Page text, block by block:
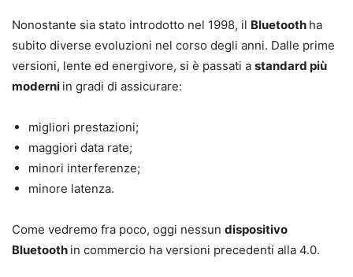
Nonostante sia stato introdotto nel 1998, il Bluetooth ha
subito diverse evoluzioni nel corso degli anni. Dalle prime
versioni, lente ed energivore, si è passati a standard più
moderni in gradi di assicurare:
migliori prestazioni;
maggiori data rate;
minori interferenze;
minore latenza.
Come vedremo fra poco, oggi nessun dispositivo
Bluetooth in commercio ha versioni precedenti alla 4.0.